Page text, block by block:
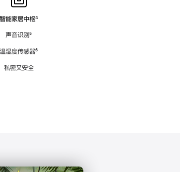
智能家居中枢脚
⁴
声音识别脚
⁵
温湿度传感器脚
⁶
私密又安全